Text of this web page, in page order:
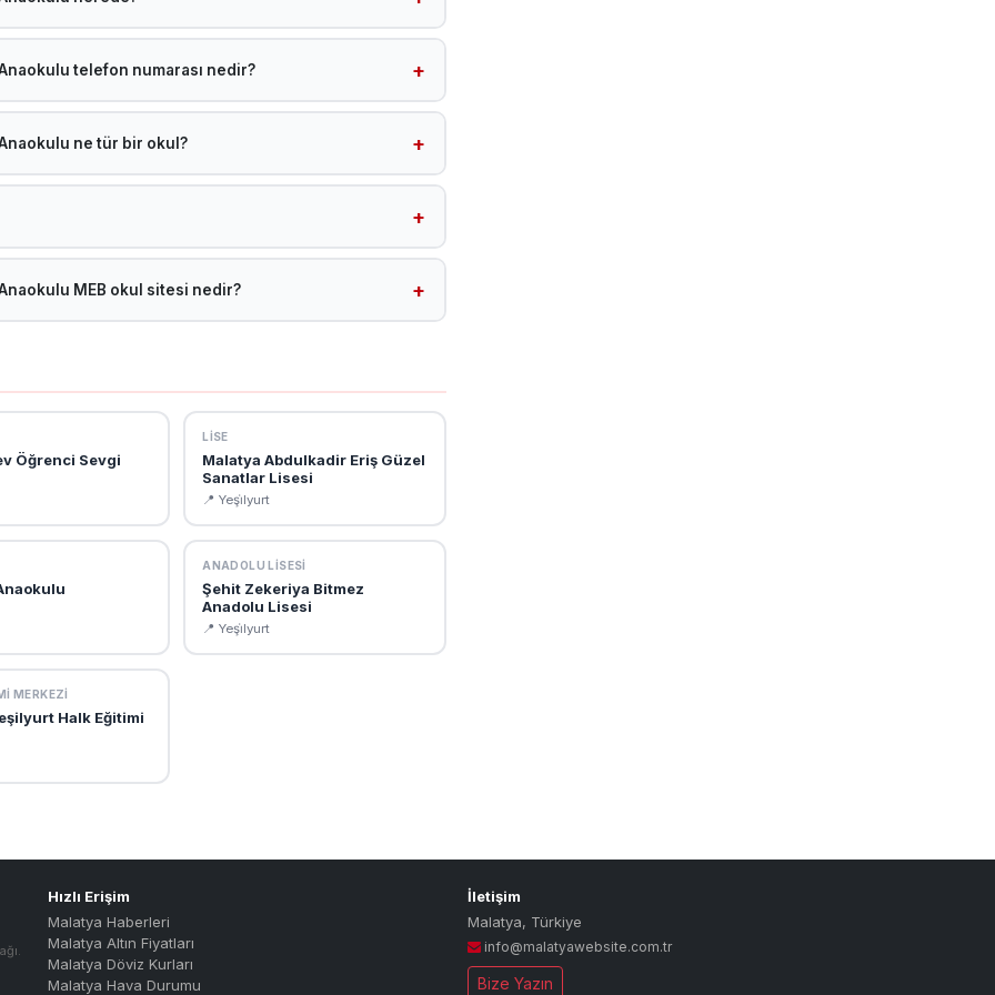
Malatya Yeşi̇lyurt ilçesinde yer almaktadır. Google
Harita için tıklayın: https://www.google.com/maps?
telefon numarası nedir?
telefon numarası: 0422 502 06 65. Bu numaradan
ne tür bir okul?
MEB'e bağlı bir Anaokulu olup Malatya Yeşi̇lyurt
Tüm Yeşi̇lyurt okullarına /malatya-okullar?
MEB okul sitesi nedir?
müdürü, öğretmen kadrosu, vizyon-misyon ve
Öğrenci Sevgi
LISE
Malatya Abdulkadir Eriş Güzel
Sanatlar Lisesi
📍 Yeşi̇lyurt
ANADOLU LISESI
Şehit Zekeriya Bitmez
Anadolu Lisesi
📍 Yeşi̇lyurt
MERKEZI
Halk Eğitimi
Hızlı Erişim
Malatya Haberleri
Malatya Altın Fiyatları
Malatya Döviz Kurları
Malatya Hava Durumu
İletişim
Malatya, Türkiye
info@malatyawebsite.com.tr
Bize Yazın